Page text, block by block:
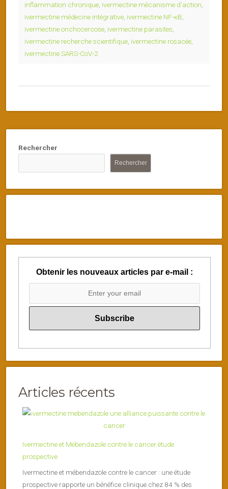
inflammation chronique ivermectine mécanisme d’action
ivermectine médecine intégrative ivermectine NF-κB
ivermectine onchocercose ivermectine parasites
ivermectine recherche scientifique ivermectine rosacée
ivermectine SARS-CoV-2
Rechercher
Rechercher
Obtenir les nouveaux articles par e-mail :
Articles récents
Ivermectine et Mébendazole contre le cancer étude
prospective
Ivermectine et mébendazole contre le cancer : une étude
prospective rapporte un bénéfice clinique chez 84 % des